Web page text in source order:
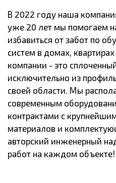
В 2022 году наша
уже 20 лет мы помогаем
избавиться от забот по
систем в домах,
компании - это
исключительно из
своей области. Мы
современным
контрактами с
материалов и
авторский инженерный
работ на каждом объекте!